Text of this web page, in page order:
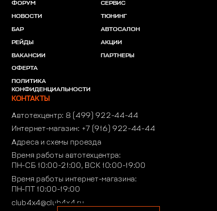
ФОРУМ
НОВОСТИ
БАР
РЕЙДЫ
ВАКАНСИИ
ОФЕРТА
ПОЛИТИКА
КОНФИДЕНЦИАЛЬНОСТИ
СЕРВИС
ТЮНИНГ
АВТОСАЛОН
АКЦИИ
ПАРТНЕРЫ
КОНТАКТЫ
Автотехцентр: 8 (499) 922-44-44
Интернет-магазин: +7 (916) 922-44-44
Адреса и схемы проезда
Время работы автотехцентра:
ПН-СБ 10:00-21:00, ВСК 10:00-19:00
Время работы интернет-магазина:
ПН-ПТ 10:00-19:00
club4x4@club4x4.ru